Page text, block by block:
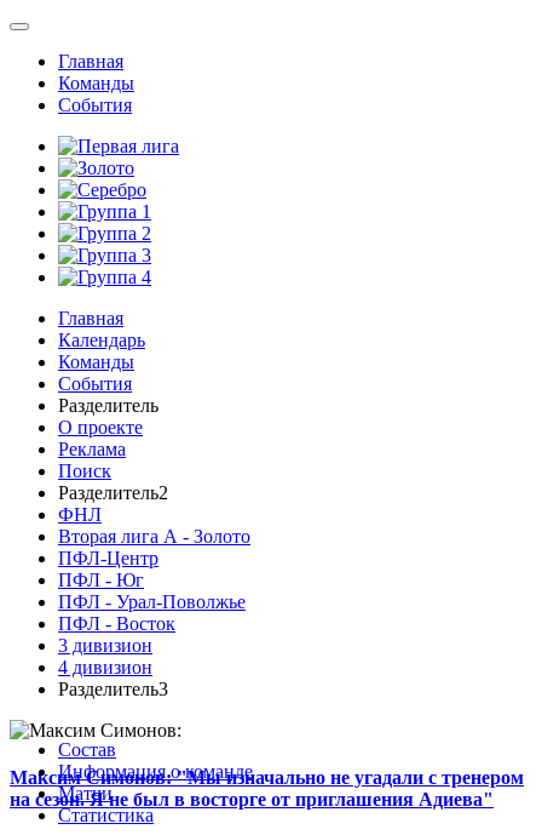
Главная
Команды
События
Главная
Календарь
Команды
События
Разделитель
О проекте
Реклама
Поиск
Разделитель2
ФНЛ
Вторая лига А - Золото
ПФЛ-Центр
ПФЛ - Юг
ПФЛ - Урал-Поволжье
ПФЛ - Восток
3 дивизион
4 дивизион
Разделитель3
Максим Симонов: "Мы изначально не угадали с тренером
на сезон. Я не был в восторге от приглашения Адиева"
Состав
Информация о команде
Матчи
Статистика